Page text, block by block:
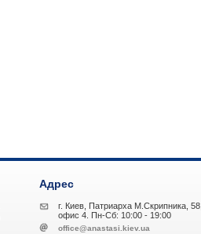
Адрес
г. Киев, Патриарха М.Скрипника, 58,
офис 4. Пн-Сб: 10:00 - 19:00
office@anastasi.kiev.ua